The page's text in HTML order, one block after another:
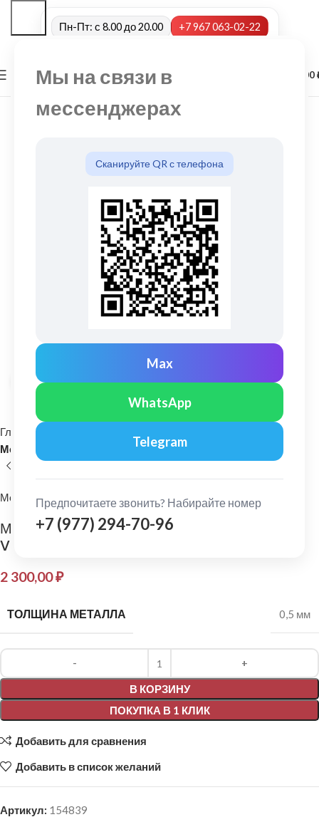
Мы на связи в
мессенджерах
Сканируйте QR с телефона
Max
WhatsApp
Telegram
Предпочитаете звонить? Набирайте номер
+7 (977) 294-70-96
Пн-Пт: с 8.00 до 20.00 +7 967 063-02-22
МЕНЮ 0,00
Нажмите, чтобы увеличить
Главная
Металлочерепица и комплектующие
МеталлПрофиль
МеталлПрофиль: Планка примыкания нижняя
VikingMP E 0,5 мм Ral 6005
2 300,00₽
ТОЛЩИНА МЕТАЛЛА 0,5 мм
В КОРЗИНУ
ПОКУПКА В 1 КЛИК
Alternative:
Добавить для сравнения
Добавить в список желаний
Артикул: 154839